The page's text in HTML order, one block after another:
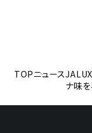
TOPニュース
ナ味